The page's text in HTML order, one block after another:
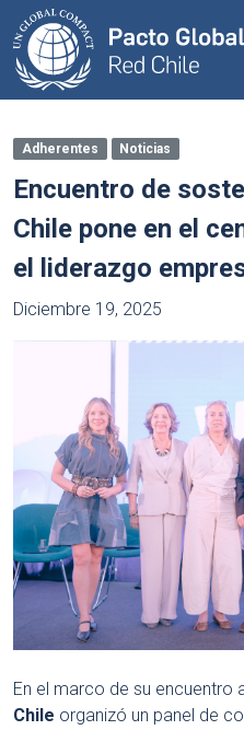
Adherentes Noticias
Encuentro de
Chile pone en el
el liderazgo
Diciembre 19, 2025
En el marco de su encuentro
Chile organizó un panel de